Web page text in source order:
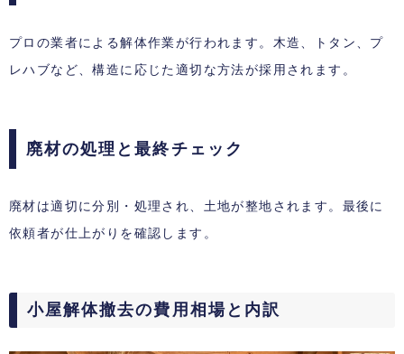
プロの業者による解体作業が行われます。木造、トタン、プ
レハブなど、構造に応じた適切な方法が採用されます。
廃材の処理と最終チェック
廃材は適切に分別・処理され、土地が整地されます。最後に
依頼者が仕上がりを確認します。
小屋解体撤去の費用相場と内訳